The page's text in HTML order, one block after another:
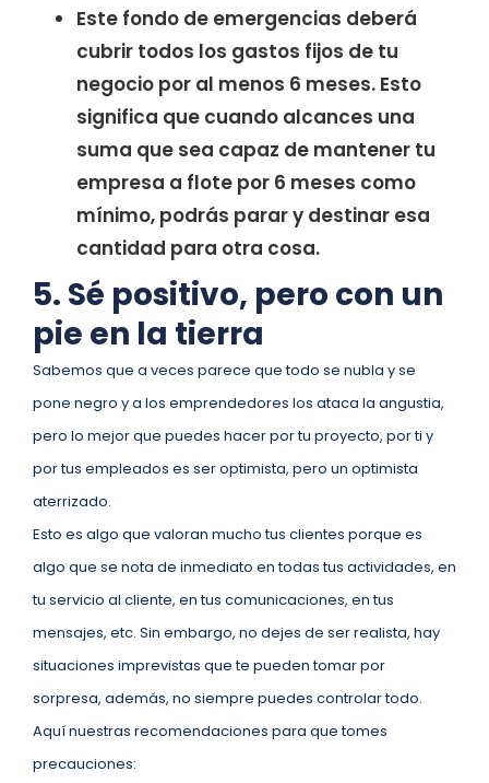
Este fondo de emergencias deberá
cubrir todos los gastos fijos de tu
negocio por al menos 6 meses. Esto
significa que cuando alcances una
suma que sea capaz de mantener tu
empresa a flote por 6 meses como
mínimo, podrás parar y destinar esa
cantidad para otra cosa.
5. Sé positivo, pero con un
pie en la tierra
Sabemos que a veces parece que todo se nubla y se
pone negro y a los emprendedores los ataca la angustia,
pero lo mejor que puedes hacer por tu proyecto, por ti y
por tus empleados es ser optimista, pero un optimista
aterrizado.
Esto es algo que valoran mucho tus clientes porque es
algo que se nota de inmediato en todas tus actividades, en
tu servicio al cliente, en tus comunicaciones, en tus
mensajes, etc. Sin embargo, no dejes de ser realista, hay
situaciones imprevistas que te pueden tomar por
sorpresa, además, no siempre puedes controlar todo.
Aquí nuestras recomendaciones para que tomes
precauciones: